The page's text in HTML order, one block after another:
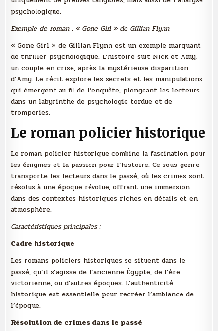
psychologique.
Exemple de roman : « Gone Girl » de Gillian Flynn
« Gone Girl » de Gillian Flynn est un exemple marquant
de thriller psychologique. L’histoire suit Nick et Amy,
un couple en crise, après la mystérieuse disparition
d’Amy. Le récit explore les secrets et les manipulations
qui émergent au fil de l’enquête, plongeant les lecteurs
dans un labyrinthe de psychologie tordue et de
tromperies.
Le roman policier historique
Le roman policier historique combine la fascination pour
les énigmes et la passion pour l’histoire. Ce sous-genre
transporte les lecteurs dans le passé, où les crimes sont
résolus à une époque révolue, offrant une immersion
dans des contextes historiques riches en détails et en
atmosphère.
Caractéristiques principales :
Cadre historique
Les romans policiers historiques se situent dans le
passé, qu’il s’agisse de l’ancienne Égypte, de l’ère
victorienne, ou d’autres époques. L’authenticité
historique est essentielle pour recréer l’ambiance de
l’époque.
Résolution de crimes dans le passé